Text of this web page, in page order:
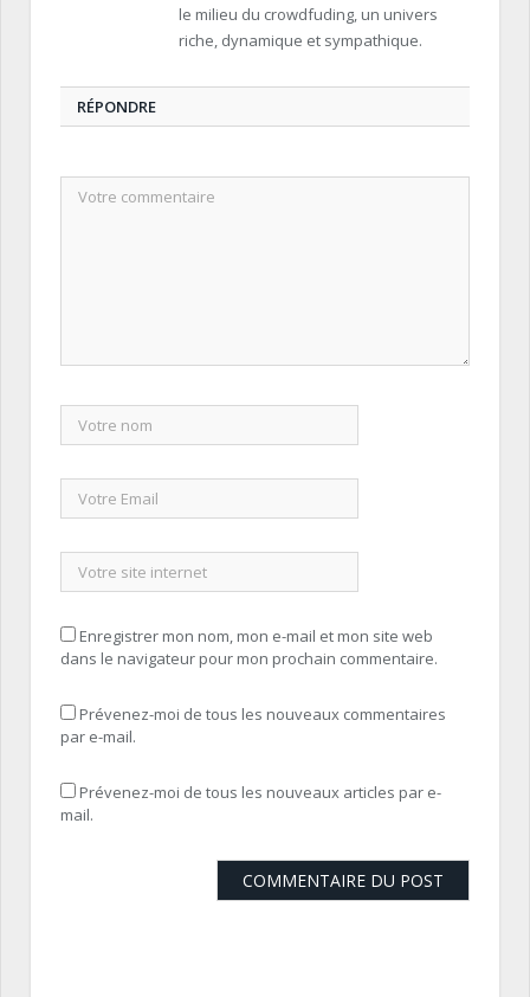
le milieu du crowdfuding, un univers
riche, dynamique et sympathique.
RÉPONDRE
Enregistrer mon nom, mon e-mail et mon site web
dans le navigateur pour mon prochain commentaire.
Prévenez-moi de tous les nouveaux commentaires
par e-mail.
Prévenez-moi de tous les nouveaux articles par e-
mail.